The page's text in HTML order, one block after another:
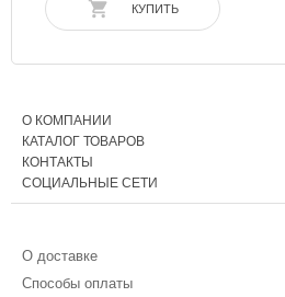
КУПИТЬ
О КОМПАНИИ
КАТАЛОГ ТОВАРОВ
КОНТАКТЫ
СОЦИАЛЬНЫЕ СЕТИ
О доставке
Способы оплаты